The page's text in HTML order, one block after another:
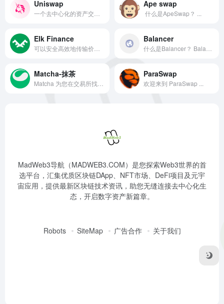
Uniswap Ape swap
​ 什么是ApeSwap？ ...
Elk Finance Balancer
Matcha-抹茶 ParaSwap
欢迎来到 ParaSwap ...
MadWeb3导航（MADWEB3.COM）是您探索Web3世界的首
选平台，汇集优质区块链DApp、NFT市场、DeFi项目及元宇
宙应用，提供最新区块链技术资讯，助您无缝连接去中心化生
态，开启数字资产新篇章。
Robots SiteMap 广告合作 关于我们